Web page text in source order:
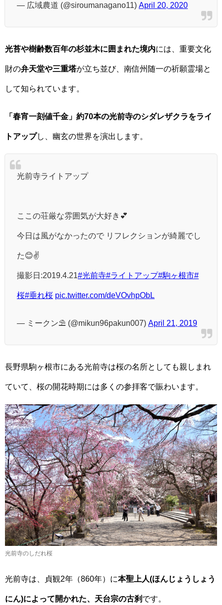
— 広域農道 (@siroumanagano11) April 20, 2020
光苔や樹齢数百年の杉並木に囲まれた境内には、重要文化
財の弁天堂や三重塔が立ち並び、南信州随一の祈願霊場と
して知られています。
「春宵一刻値千金」約70本の光前寺のシダレザクラをライ
トアップし、幽玄の世界を演出します。
光前寺ライトアップ
ここの荘厳な雰囲気が大好き💕
今日は風がなかったので リフレクションが綺麗でし
た😊✌️
撮影日:2019.4.21 #光前寺#ライトアップ#駒ヶ根市#
桜#垂れ桜 pic.twitter.com/deVOvhpObL
— ミークン⛱ (@mikun96pakun007) April 21, 2019
長野県駒ヶ根市にある光前寺は桜の名所としても親しまれ
ていて、桜の開花時期には多くの参拝客で賑わいます。
光前寺のしだれ桜
光前寺は、貞観2年（860年）に本聖上人(ほんじょうしょう
にん)によって開かれた、天台宗の古刹 です。